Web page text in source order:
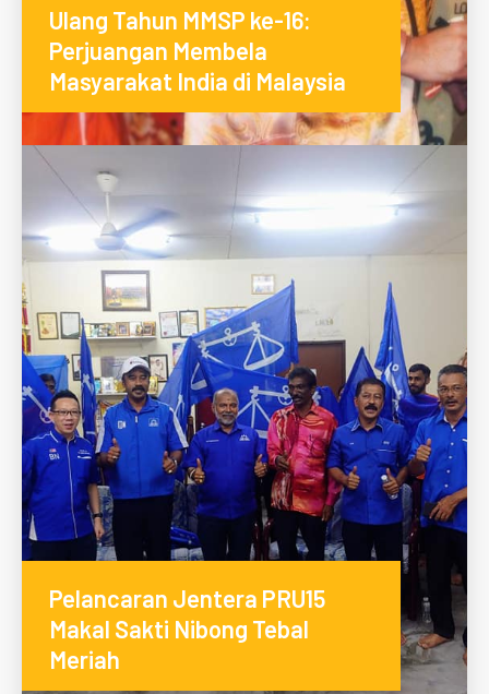
Ulang Tahun MMSP ke-16:
Perjuangan Membela
Masyarakat India di Malaysia
Pelancaran Jentera PRU15
Makal Sakti Nibong Tebal
Meriah